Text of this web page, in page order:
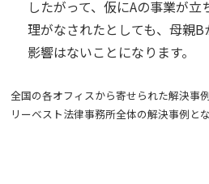
したがって、 仮にAの事業が立
理がなされたとしても、母親
影響はないことになります。
全国の各オフィスから寄せられた解決事
リーベスト法律事務所全体の解決事例とな